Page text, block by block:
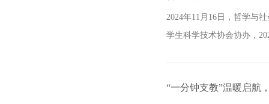
2024年11月16日，哲学与
学生科学技术协会协办，
“一分钟支教”温暖启航